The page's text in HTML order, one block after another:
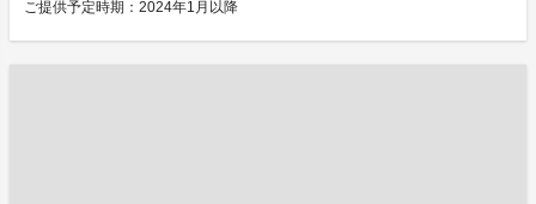
ご提供予定時期：2024年1月以降